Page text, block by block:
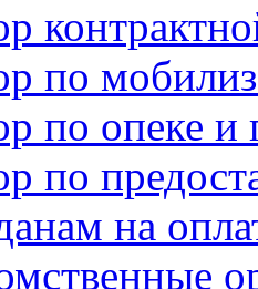
по
по опеке и
по
на